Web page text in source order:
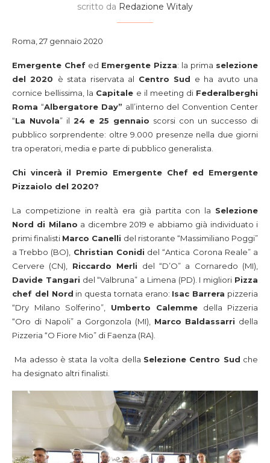
scritto da Redazione Witaly
Roma, 27 gennaio 2020
Emergente Chef ed Emergente Pizza: la prima selezione
del 2020 è stata riservata al Centro Sud e ha avuto una
cornice bellissima, la Capitale e il meeting di Federalberghi
Roma “Albergatore Day” all’interno del Convention Center
“La Nuvola” il 24 e 25 gennaio scorsi con un successo di
pubblico sorprendente: oltre 9.000 presenze nella due giorni
tra operatori, media e parte di pubblico generalista.
Chi vincerà il Premio Emergente Chef ed Emergente
Pizzaiolo del 2020?
La competizione in realtà era già partita con la Selezione
Nord di Milano a dicembre 2019 e abbiamo già individuato i
primi finalisti Marco Canelli del ristorante “Massimiliano Poggi”
a Trebbo (BO), Christian Conidi del “Antica Corona Reale” a
Cervere (CN), Riccardo Merli del “D’O” a Cornaredo (MI),
Davide Tangari del “Valbruna” a Limena (PD). I migliori Pizza
chef del Nord in questa tornata erano: Isac Barrera pizzeria
“Dry Milano Solferino”, Umberto Calemme della Pizzeria
“Oro di Napoli” a Gorgonzola (MI), Marco Baldassarri della
Pizzeria “O Fiore Mio” di Faenza (RA).
Ma adesso è stata la volta della Selezione Centro Sud che
ha designato altri finalisti.